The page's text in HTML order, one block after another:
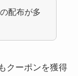
配布が多
クーポンを獲得